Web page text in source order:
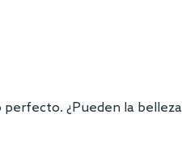
¿Pueden la